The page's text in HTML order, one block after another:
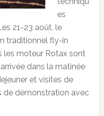
es
21-23 août, le
traditionnel fly-in
les moteur Rotax sont
dans la matinée
et visites de
de démonstration avec